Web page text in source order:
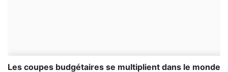
Les coupes budgétaires se multiplient dans le monde